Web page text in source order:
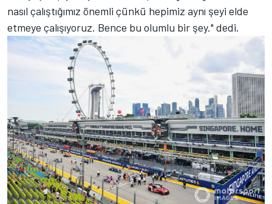
nasıl çalıştığımız önemli çünkü hepimiz aynı şeyi elde
etmeye çalışıyoruz. Bence bu olumlu bir şey." dedi.